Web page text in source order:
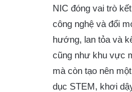
NIC đóng vai trò
công nghệ và đổi
hướng, lan tỏa và
cũng như khu vực
mà còn tạo nên
dục STEM, khơi